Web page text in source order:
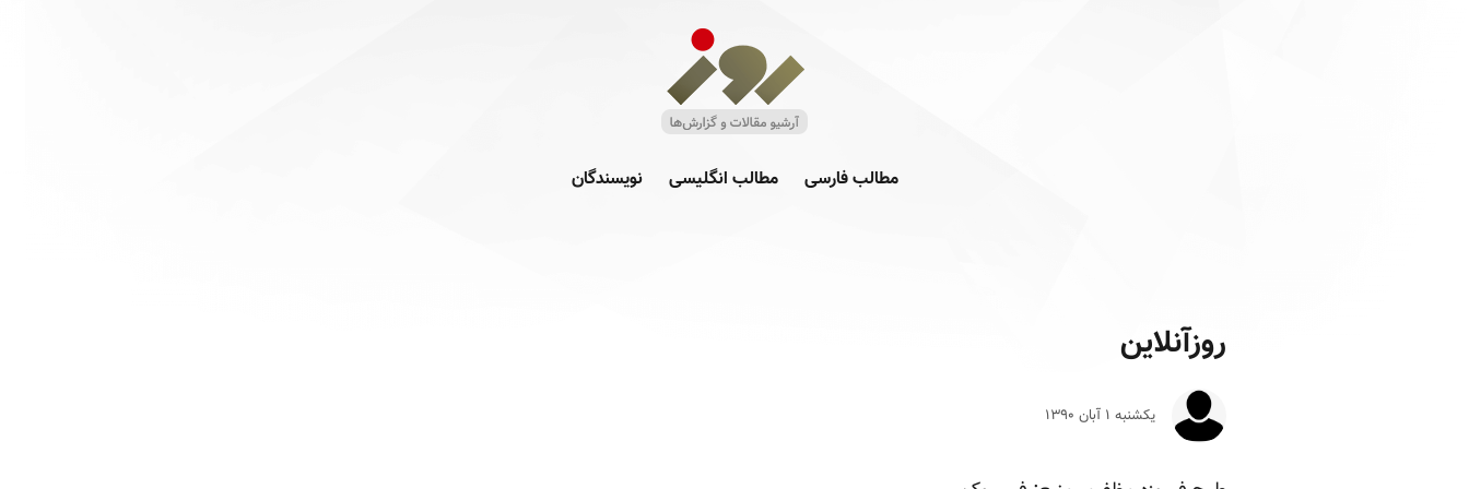
مطالب فارسی مطالب انگلیسی نویسندگان
روزآنلاین
یکشنبه ۱ آبان ۱۳۹۰